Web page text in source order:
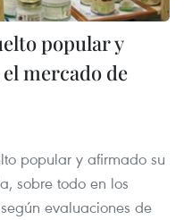
popular y
mercado de
popular y afirmado su
sobre todo en los
evaluaciones de